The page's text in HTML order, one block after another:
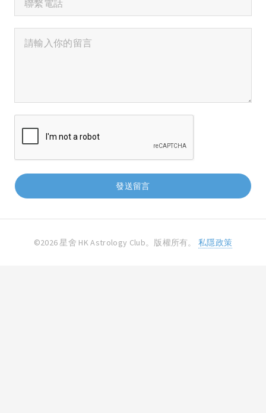
©2026 星舍 HK Astrology Club。版權所有。私隱政策